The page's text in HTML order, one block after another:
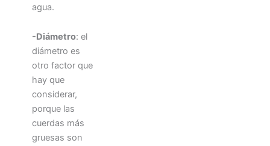
agua.
-Diámetro: el
diámetro es
otro factor que
hay que
considerar,
porque las
cuerdas más
gruesas son